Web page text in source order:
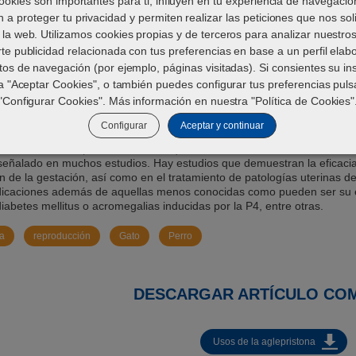
aglepristona ofrece grandes ventajas en el manejo
de la gestación, como la programación de cesáreas e
mamaria felina.
competitivo de la progesterona (P4). Por ello, se usa
de esta hormona, ya que impide que esta llegue a sus
en la especie canina, aunque su uso efectivo como
en muchos estudios. Hay estudios que demuestran la
de la gestación, así como en el tratamiento de patologías uterinas
además de aquellas menos conocidas como pueden ser
mellitus o acromegalias inducidas por la P4, entre otras.
reproducción Gato Perro
DESCARGAR ARTÍCULO
Usos de la aglepristona
a proteger tu privacidad y permiten realizar las peticiones que nos
web. Utilizamos cookies propias y de terceros para analizar
publicidad relacionada con tus preferencias en base a un perfil
de navegación (por ejemplo, páginas visitadas). Si consientes su
"Aceptar Cookies", o también puedes configurar tus preferencias
Cookies". Más información en nuestra "Política de Cookies".
Configurar Aceptar y continuar